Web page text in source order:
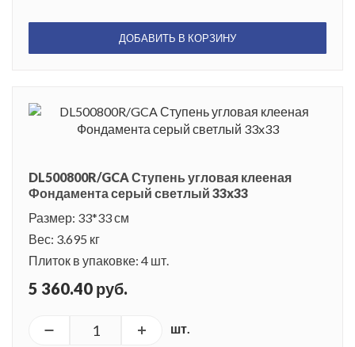
ДОБАВИТЬ В КОРЗИНУ
DL500800R/GCA Ступень угловая клееная
Фондамента серый светлый 33x33
Размер: 33*33 см
Вес: 3.695 кг
Плиток в упаковке: 4 шт.
5 360.40 руб.
шт.